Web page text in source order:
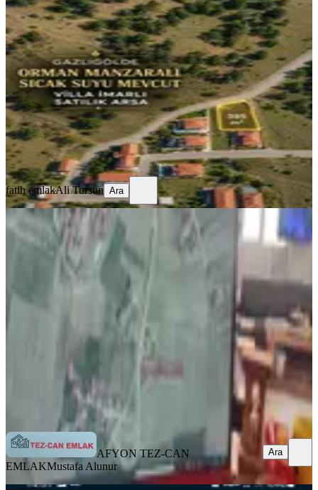
Hemen Ara Bu Fiyata Bu Arsa Cok
Durmaz
İhsaniye, Cumhuriyet Gazlıgöl Mahallesi
385 m²·2.727/m²·19.05.2026
1.050.000 ₺
fatih emlakAli Tursun
Ara
fatih emlakAli Tursun Ara
%
Yaylabağı Satılık 2 Adet Yan Yana
İmarlı Arsa
İhsaniye, Esentepe Mahallesi
11.06.2026
7.900.000 ₺ 8.500.000 ₺
AFYON TEZ-CAN EMLAK
AFYON TEZ-CAN
EMLAKMustafa Alunur
Ara